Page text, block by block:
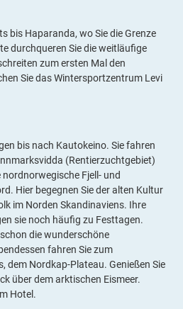
bis Haparanda, wo Sie die Grenze
durchqueren Sie die weitläufige
zum ersten Mal den
Sie das Wintersportzentrum Levi
bis nach Kautokeino. Sie fahren
(Rentierzuchtgebiet)
Fjell- und
Hier begegnen Sie der alten Kultur
im Norden Skandinaviens. Ihre
sie noch häufig zu Festtagen.
die wunderschöne
fahren Sie zum
dem Nordkap-Plateau. Genießen Sie
über dem arktischen Eismeer.
Hotel.